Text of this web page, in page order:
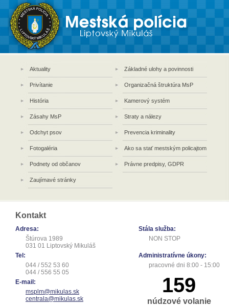
Aktuality Základné ulohy a povinnosti
Privítanie Organizačná štruktúra MsP
História Kamerový systém
Zásahy MsP Straty a nálezy
Odchyt psov Prevencia kriminality
Fotogaléria Ako sa stať mestským policajtom
Podnety od občanov Právne predpisy, GDPR
Zaujímavé stránky
Stála služba:
NON STOP
Administratívne úkony:
pracovné dni 8:00 - 15:00
159
núdzové volanie
Kontakt
Adresa:
Štúrova 1989
031 01 Liptovský Mikuláš
Tel:
044 / 552 53 60
044 / 556 55 05
E-mail:
msplm@mikulas.sk
centrala@mikulas.sk